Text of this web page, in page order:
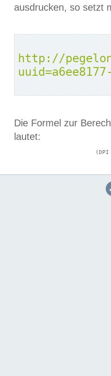
ausdrucken, so setzt
http://
Die Formel zur
lautet: